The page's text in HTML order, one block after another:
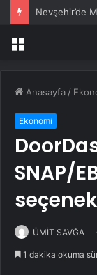
Nevşehir’de
Menü
Anasayfa /
Ekonomi
SNAP/
ÜMİT SAVĞA
1 dakika okuma